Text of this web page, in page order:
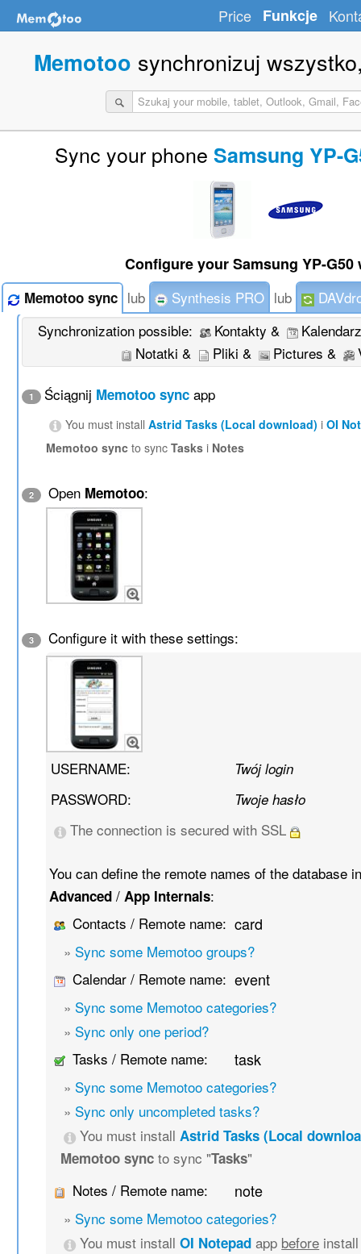
Price Funkcje
Memotoo synchronizuj
Sync your phone Samsung YP-
Configure your Samsung YP-G50
Memotoo sync lub Synthesis PRO lub
Synchronization possible:
Kontakty &
Notatki &
Pliki & Pictures &
1 Ściągnij Memotoo sync app
You must installAstrid Tasks (Local download) iOI
Memotoo sync to syncTasks i Notes
2 Open Memotoo:
3 Configure it with these settings:
USERNAME: Twój login
PASSWORD: Twoje hasło
The connection is secured with SSL
You can define the remote names of the database
Advanced /App Internals:
Contacts / Remote name: card
» Sync some Memotoo groups?
Calendar / Remote name: event
» Sync some Memotoo categories?
» Sync only one period?
Tasks / Remote name:
task
» Sync some Memotoo categories?
» Sync only uncompleted tasks?
You must installAstrid Tasks (Local
Memotoo sync to sync "Tasks"
Notes / Remote name:
note
» Sync some Memotoo categories?
You must installOI Notepad app before